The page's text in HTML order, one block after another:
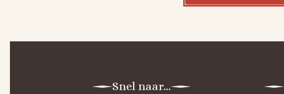
Snel naar...